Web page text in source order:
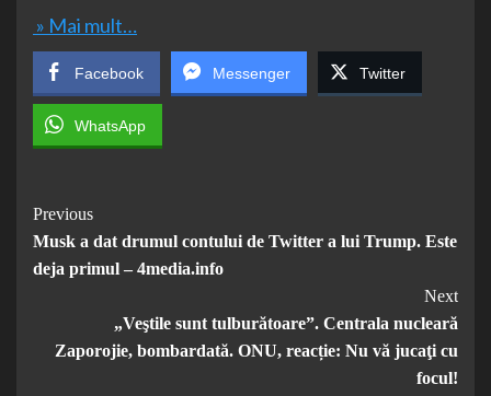
» Mai mult…
Facebook Messenger Twitter
WhatsApp
Post
Navigation
Previous
Musk a dat drumul contului de Twitter a lui Trump. Este
deja primul – 4media.info
Next
„Veştile sunt tulburătoare”. Centrala nucleară
Zaporojie, bombardată. ONU, reacție: Nu vă jucaţi cu
focul!